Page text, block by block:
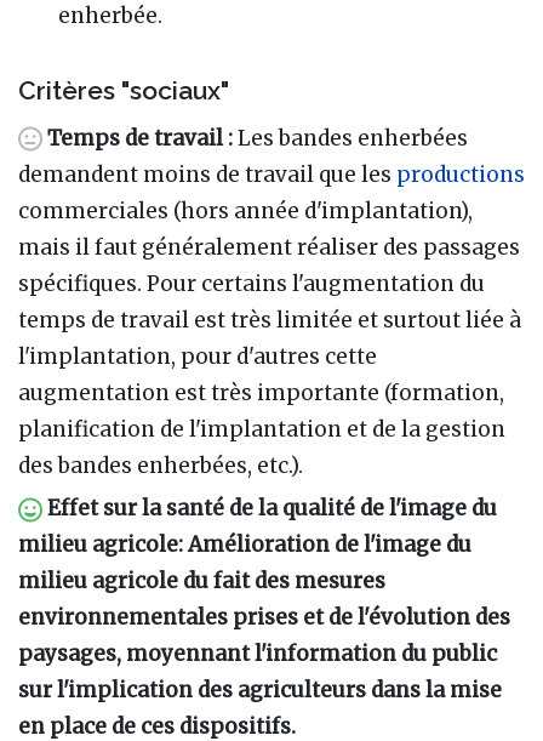
enherbée.
Critères "sociaux"
Temps de travail :Les bandes enherbées
demandent moins de travail que les productions
commerciales (hors année d'implantation),
mais il faut généralement réaliser des passages
spécifiques. Pour certains l'augmentation du
temps de travail est très limitée et surtout liée à
l'implantation, pour d'autres cette
augmentation est très importante (formation,
planification de l'implantation et de la gestion
des bandes enherbées, etc.).
Effet sur la santé de la qualité de l'image du
milieu agricole: Amélioration de l'image du
milieu agricole du fait des mesures
environnementales prises et de l'évolution des
paysages, moyennant l'information du public
sur l'implication des agriculteurs dans la mise
en place de ces dispositifs.